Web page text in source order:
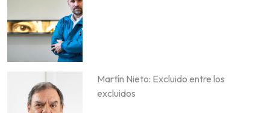
Martín Nieto: Excluido entre los
excluidos